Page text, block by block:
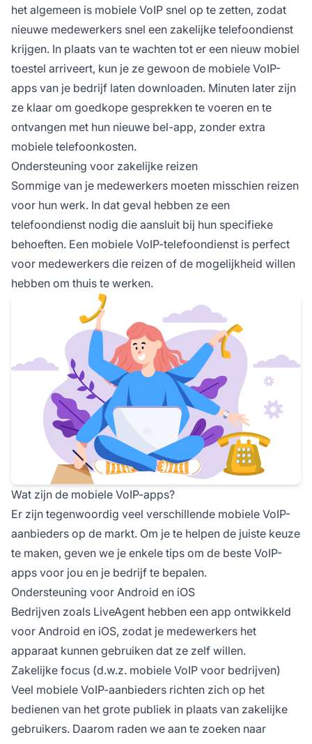
het algemeen is mobiele VoIP snel op te zetten, zodat
nieuwe medewerkers snel een zakelijke telefoondienst
krijgen. In plaats van te wachten tot er een nieuw mobiel
toestel arriveert, kun je ze gewoon de mobiele VoIP-
apps van je bedrijf laten downloaden. Minuten later zijn
ze klaar om goedkope gesprekken te voeren en te
ontvangen met hun nieuwe bel-app, zonder extra
mobiele telefoonkosten.
Ondersteuning voor zakelijke reizen
Sommige van je medewerkers moeten misschien reizen
voor hun werk. In dat geval hebben ze een
telefoondienst nodig die aansluit bij hun specifieke
behoeften. Een mobiele VoIP-telefoondienst is perfect
voor medewerkers die reizen of de mogelijkheid willen
hebben om thuis te werken.
Wat zijn de mobiele VoIP-apps?
Er zijn tegenwoordig veel verschillende mobiele VoIP-
aanbieders op de markt. Om je te helpen de juiste keuze
te maken, geven we je enkele tips om de beste VoIP-
apps voor jou en je bedrijf te bepalen.
Ondersteuning voor Android en iOS
Bedrijven zoals LiveAgent hebben een app ontwikkeld
voor Android en iOS, zodat je medewerkers het
apparaat kunnen gebruiken dat ze zelf willen.
Zakelijke focus (d.w.z. mobiele VoIP voor bedrijven)
Veel mobiele VoIP-aanbieders richten zich op het
bedienen van het grote publiek in plaats van zakelijke
gebruikers. Daarom raden we aan te zoeken naar